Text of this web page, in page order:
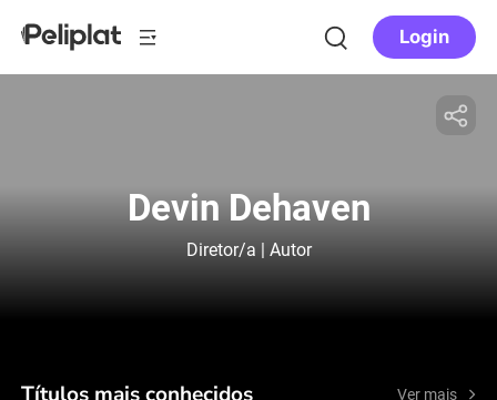
Login
Devin Dehaven
Diretor/a | Autor
Ver mais